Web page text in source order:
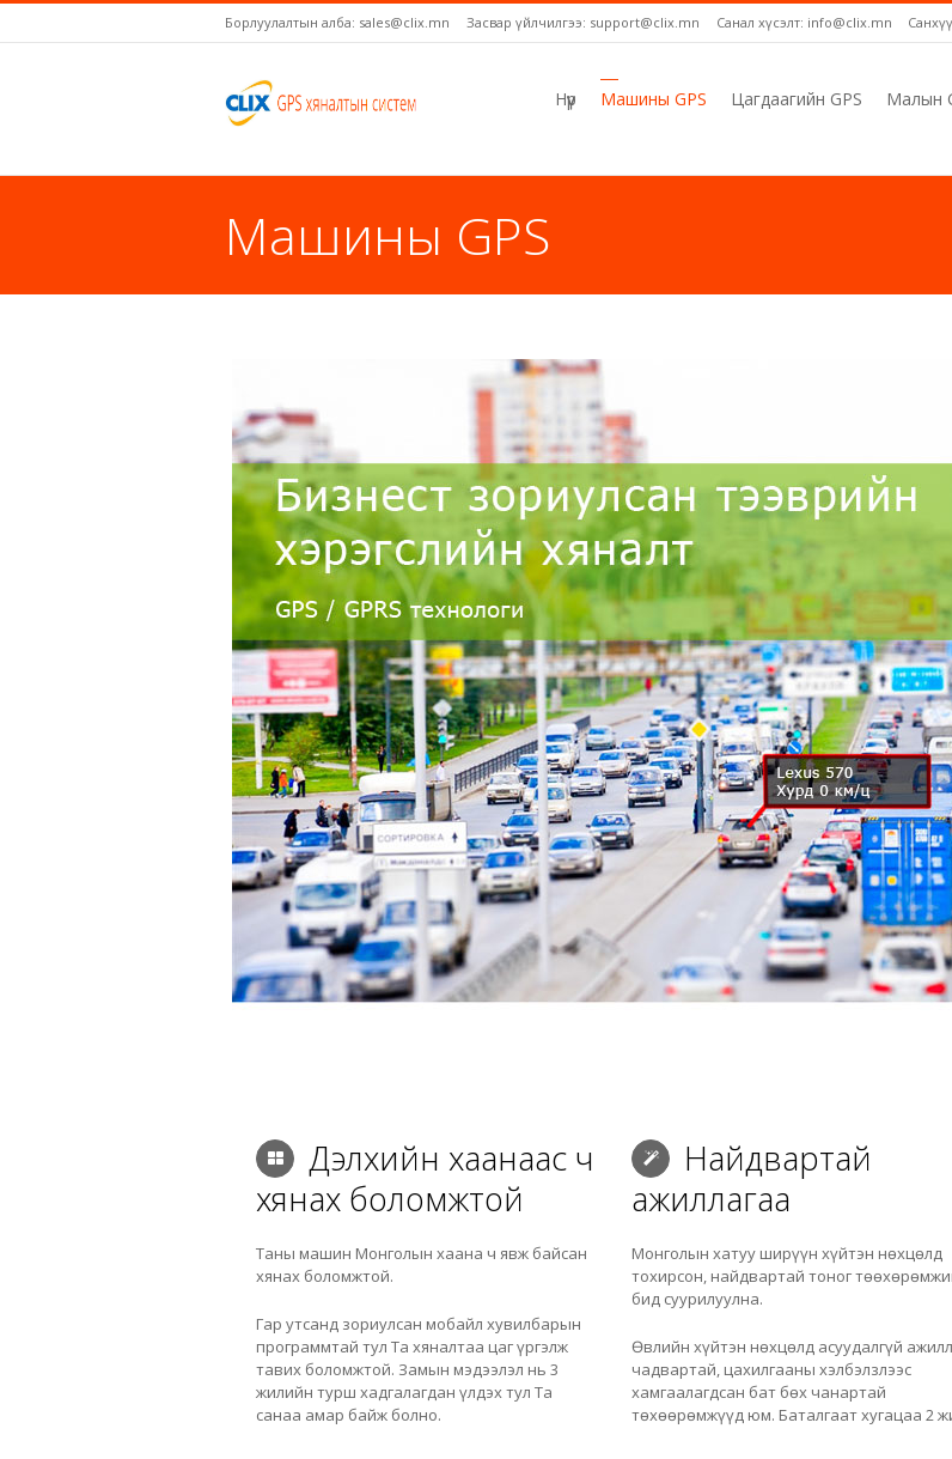
Борлуулалтын алба: sales@clix.mn Засвар үйлчилгээ: support@clix.mn Санал хүсэлт: info@clix.mn
Нүүр Машины GPS Цагдаагийн GPS Малын
Машины GPS
Дэлхийн хаанаас ч
хянах боломжтой
Таны машин Монголын хаана ч явж байсан
хянах боломжтой.
Гар утсанд зориулсан мобайл хувилбарын
программтай тул Та хяналтаа цаг үргэлж
тавих боломжтой. Замын мэдээлэл нь 3
жилийн турш хадгалагдан үлдэх тул Та
санаа амар байж болно.
Найдвартай
ажиллагаа
Монголын хатуу ширүүн хүйтэн нөхцөлд
тохирсон, найдвартай тоног
бид суурилуулна.
Өвлийн хүйтэн нөхцөлд асуудалгүй
чадвартай, цахилгааны хэлбэлзлээс
хамгаалагдсан бат бөх чанартай
төхөөрөмжүүд юм. Баталгаат хугацаа 2